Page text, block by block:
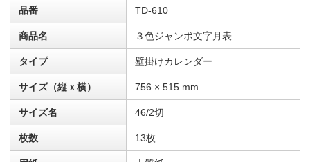
品番 TD-610
商品名 ３色ジャンボ文字月表
タイプ 壁掛けカレンダー
サイズ（縦ｘ横） 756 × 515 mm
サイズ名 46/2切
枚数 13枚